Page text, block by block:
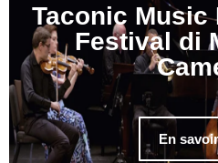
Taconic
Festival di
En